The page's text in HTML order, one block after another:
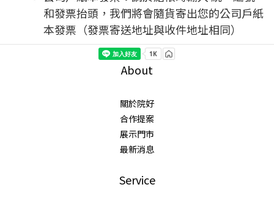
和發票抬頭，我們將會隨貨寄出您的公司戶紙
本發票（發票寄送地址與收件地址相同）
About
關於院好
合作提案
展示門市
最新消息
Service